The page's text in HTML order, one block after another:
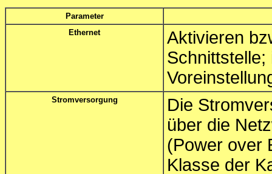
Parameter
Ethernet
Aktivieren
Stromversorgung
Die
über die
(Power over
Klasse der